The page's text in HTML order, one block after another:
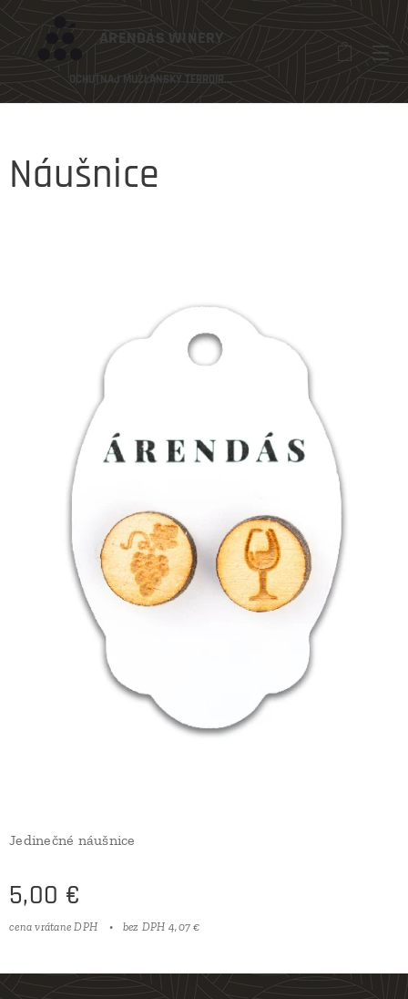
ÁRENDÁSWINERY
OCHUTNAJ MUŽLANSKÝ TERROIR...
Náušnice
Jedinečné náušnice
5,00 €
cena vrátane DPH bez DPH 4,07 €